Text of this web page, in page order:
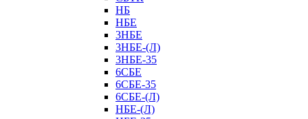
НБ
НБЕ
3НБЕ
3НБЕ-(Л)
3НБЕ-35
6СБЕ
6СБЕ-35
6СБЕ-(Л)
НБЕ-(Л)